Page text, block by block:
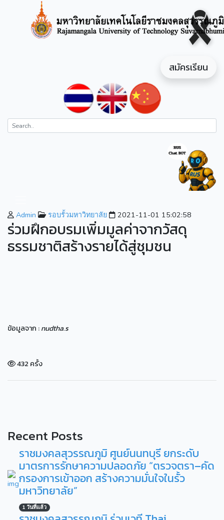
สมัครเรียน
Admin รอบรั้วมหาวิทยาลัย 2021-11-01 15:02:58
ร่วมฝึกอบรมเพิ่มมูลค่าจากวัสดุ
ธรรมชาติสร้างรายได้สู่ชุมชน
ข้อมูลจาก :nudtha.s
432 ครั้ง
Recent Posts
ราชมงคลสุวรรณภูมิ ศูนย์นนทบุรี ยกระดับ
มาตรการรักษาความปลอดภัย “ตรวจตรา–คัด
กรองการเข้าออก สร้างความมั่นใจในรั้ว
มหาวิทยาลัย”
1 วันที่แล้ว